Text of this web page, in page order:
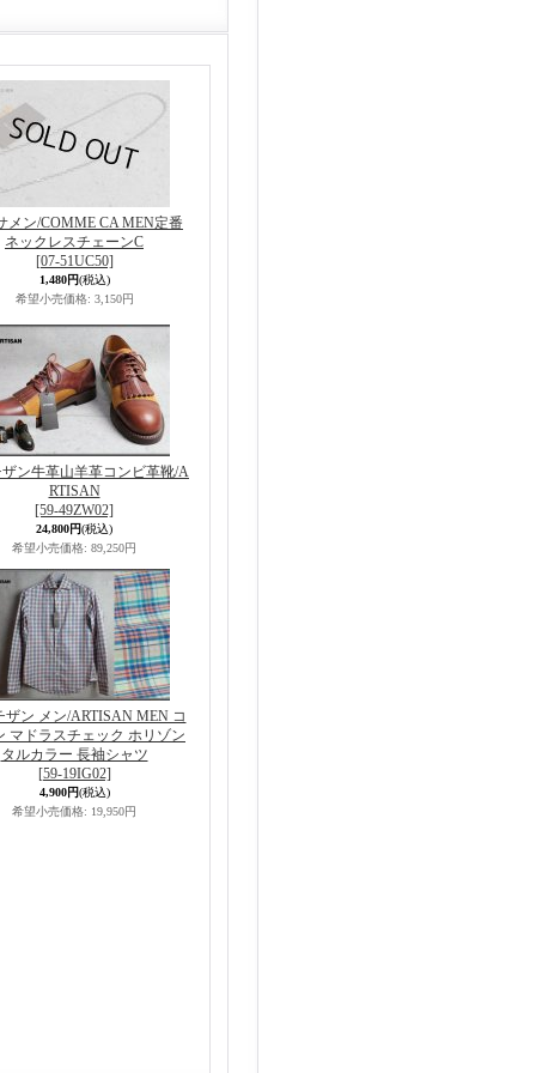
メン/COMME CA MEN定番
ネックレスチェーンC
[07-51UC50]
1,480円(税込)
希望小売価格: 3,150円
ン牛革山羊革コンビ革靴/A
RTISAN
[59-49ZW02]
24,800円(税込)
希望小売価格: 89,250円
ザン メン/ARTISAN MEN コ
マドラスチェック ホリゾン
タルカラー 長袖シャツ
[59-19IG02]
4,900円(税込)
希望小売価格: 19,950円